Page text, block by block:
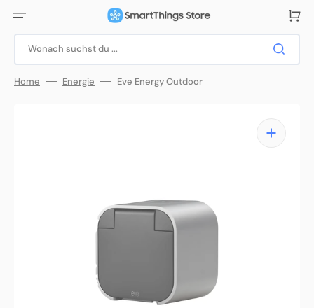
zum
Inhalt
Wonach suchst du ...
Home Energie Eve Energy Outdoor
Galerieansicht
öffnen